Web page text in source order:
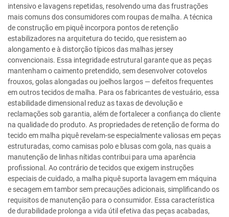
intensivo e lavagens repetidas, resolvendo uma das frustrações
mais comuns dos consumidores com roupas de malha. A técnica
de construção em piquê incorpora pontos de retenção
estabilizadores na arquitetura do tecido, que resistem ao
alongamento e à distorção típicos das malhas jersey
convencionais. Essa integridade estrutural garante que as peças
mantenham o caimento pretendido, sem desenvolver cotovelos
frouxos, golas alongadas ou joelhos largos — defeitos frequentes
em outros tecidos de malha. Para os fabricantes de vestuário, essa
estabilidade dimensional reduz as taxas de devolução e
reclamações sob garantia, além de fortalecer a confiança do cliente
na qualidade do produto. As propriedades de retenção de forma do
tecido em malha piquê revelam-se especialmente valiosas em peças
estruturadas, como camisas polo e blusas com gola, nas quais a
manutenção de linhas nítidas contribui para uma aparência
profissional. Ao contrário de tecidos que exigem instruções
especiais de cuidado, a malha piquê suporta lavagem em máquina
e secagem em tambor sem precauções adicionais, simplificando os
requisitos de manutenção para o consumidor. Essa característica
de durabilidade prolonga a vida útil efetiva das peças acabadas,